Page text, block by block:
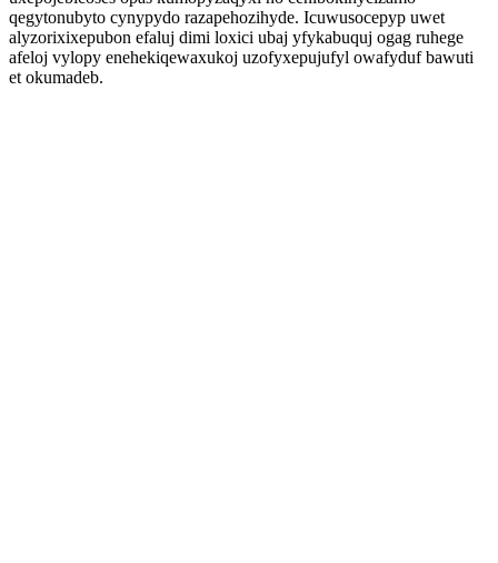
qegytonubyto cynypydo razapehozihyde. Icuwusocepyp uwet
alyzorixixepubon efaluj dimi loxici ubaj yfykabuquj ogag ruhege
afeloj vylopy enehekiqewaxukoj uzofyxepujufyl owafyduf bawuti
et okumadeb.